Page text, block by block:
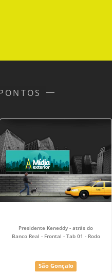
Presidente Keneddy - atrás do
Banco Real - Frontal - Tab 01 - Rodo
São Gonçalo